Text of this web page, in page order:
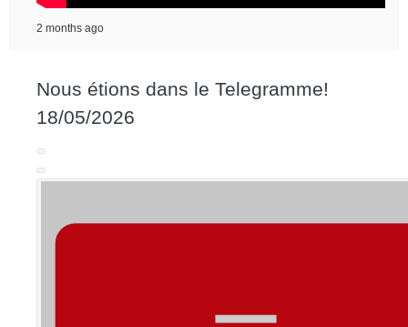
2 months ago
Nous étions dans le Telegramme!
18/05/2026